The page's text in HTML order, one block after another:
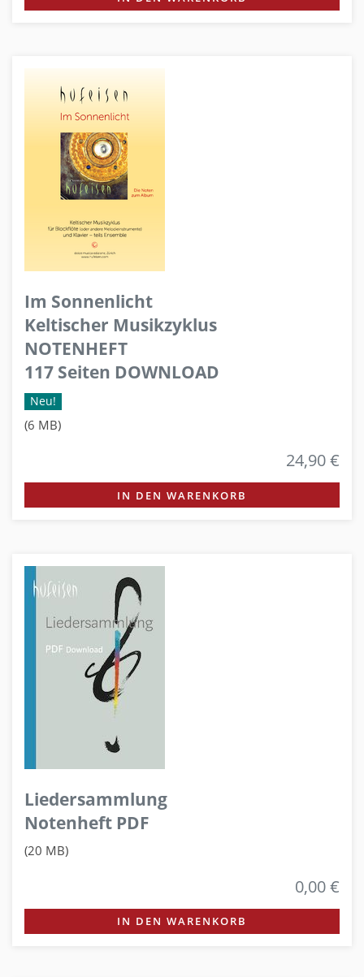
Im Sonnenlicht
Keltischer Musikzyklus
NOTENHEFT
117 Seiten DOWNLOAD
Neu!
(6 MB)
24,90 €
IN DEN WARENKORB
Liedersammlung
Notenheft PDF
(20 MB)
0,00 €
IN DEN WARENKORB